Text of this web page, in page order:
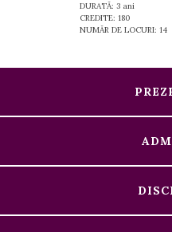
DURATĂ: 3 ani
CREDITE: 180
NUMĂR DE LOCURI: 14